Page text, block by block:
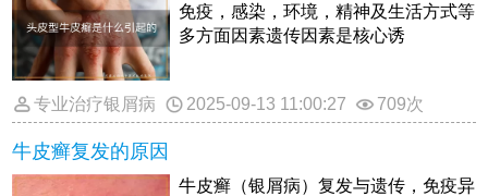
免疫，感染，环境，精神及生活方式等
多方面因素遗传因素是核心诱
专业治疗银屑病 2025-09-13 11:00:27 709次
牛皮癣复发的原因
牛皮癣（银屑病）复发与遗传，免疫异